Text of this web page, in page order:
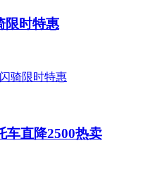
限时特惠
车直降2500热卖